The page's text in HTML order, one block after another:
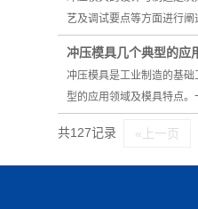
艺及调试要点等方面进行
冲压模具几个典型的应
冲压模具是工业制造的基
型的应用领域及模具特点
共127记录 «上一页